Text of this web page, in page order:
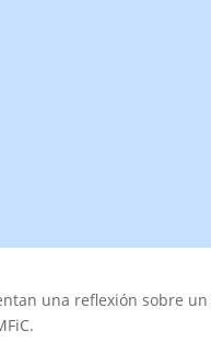
una reflexión sobre